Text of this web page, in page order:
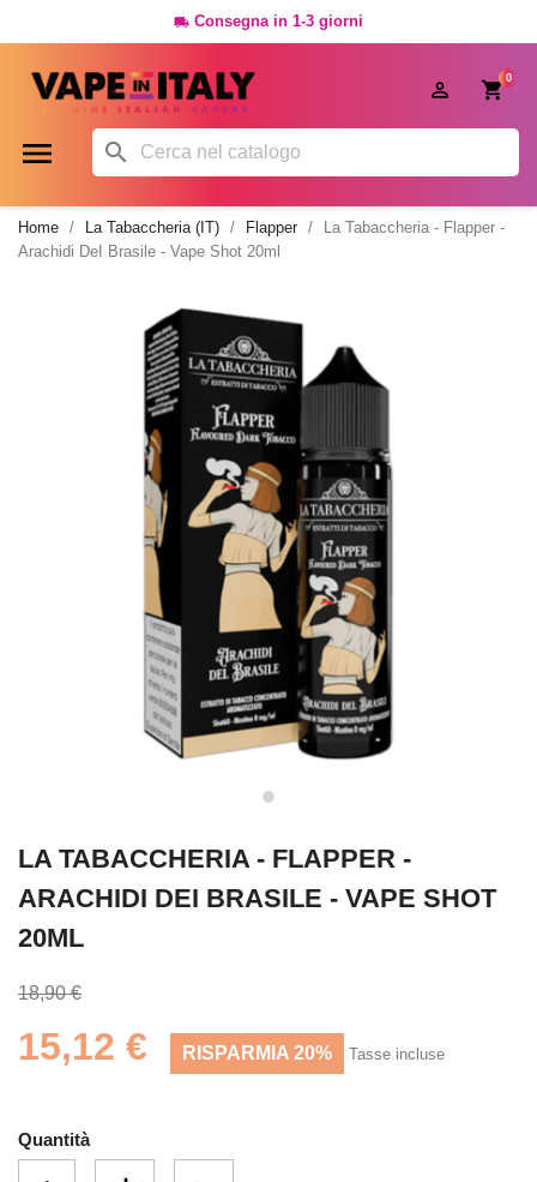
 Consegna in 1-3 giorni
0

 
Home La Tabaccheria (IT) Flapper
La Tabaccheria - Flapper -
Arachidi DeI Brasile - Vape Shot 20ml
LA TABACCHERIA - FLAPPER -
ARACHIDI DEI BRASILE - VAPE SHOT
20ML
18,90 €
15,12 € RISPARMIA 20% Tasse incluse
Quantità